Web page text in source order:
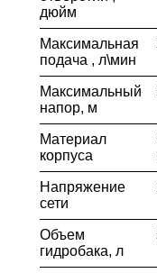
дюйм
Максимальная
подача , л\мин
Максимальный
напор, м
Материал
корпуса
Напряжение
сети
Объем
гидробака, л